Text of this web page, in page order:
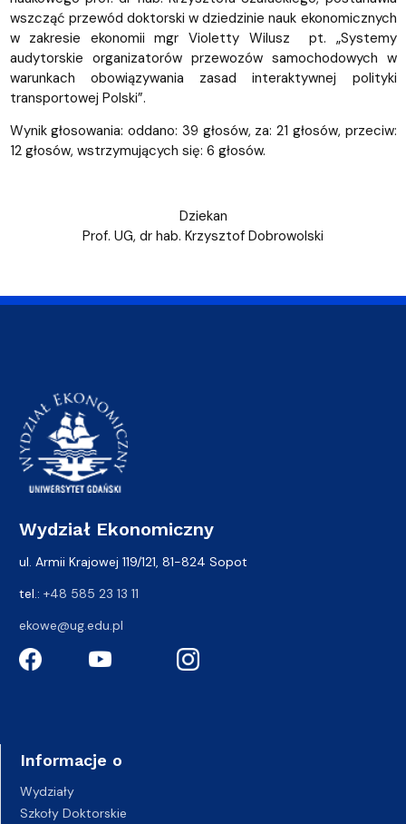
wszcząć przewód doktorski w dziedzinie nauk ekonomicznych
w zakresie ekonomii mgr Violetty Wilusz pt. „Systemy
audytorskie organizatorów przewozów samochodowych w
warunkach obowiązywania zasad interaktywnej polityki
transportowej Polski”.
Wynik głosowania: oddano: 39 głosów, za: 21 głosów, przeciw:
12 głosów, wstrzymujących się: 6 głosów.
Dziekan
Prof. UG, dr hab. Krzysztof Dobrowolski
Wydział Ekonomiczny
ul. Armii Krajowej 119/121, 81-824 Sopot
tel.: +48 585 23 13 11
ekowe@ug.edu.pl
Informacje o
Wydziały
Szkoły Doktorskie